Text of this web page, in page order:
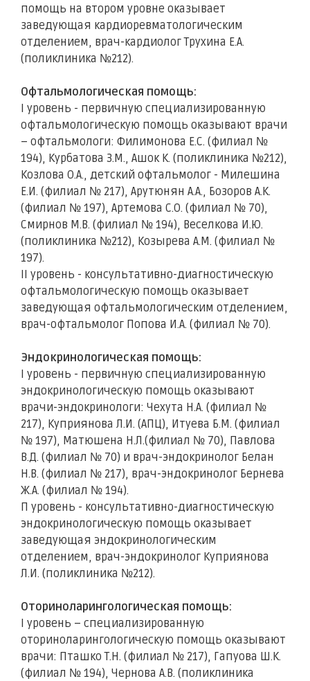
помощь на втором уровне оказывает
заведующая кардиоревматологическим
отделением, врач-кардиолог Трухина Е.А.
(поликлиника №212).
Офтальмологическая помощь:
I уровень - первичную специализированную
офтальмологическую помощь оказывают врачи
– офтальмологи: Филимонова Е.С. (филиал №
194), Курбатова З.М., Ашок К. (поликлиника №212),
Козлова О.А., детский офтальмолог - Милешина
Е.И. (филиал № 217), Арутюнян А.А., Бозоров А.К.
(филиал № 197), Артемова С.О. (филиал № 70),
Смирнов М.В. (филиал № 194), Веселкова И.Ю.
(поликлиника №212), Козырева А.М. (филиал №
197).
II уровень - консультативно-диагностическую
офтальмологическую помощь оказывает
заведующая офтальмологическим отделением,
врач-офтальмолог Попова И.А. (филиал № 70).
Эндокринологическая помощь:
I уровень - первичную специализированную
эндокринологическую помощь оказывают
врачи-эндокринологи: Чехута Н.А. (филиал №
217), Куприянова Л.И. (АПЦ), Итуева Б.М. (филиал
№ 197), Матюшена Н.Л.(филиал № 70), Павлова
В.Д. (филиал № 70) и врач-эндокринолог Белан
Н.В. (филиал № 217), врач-эндокринолог Бернева
Ж.А. (филиал № 194).
П уровень - консультативно-диагностическую
эндокринологическую помощь оказывает
заведующая эндокринологическим
отделением, врач-эндокринолог Куприянова
Л.И. (поликлиника №212).
Оториноларингологическая помощь:
I уровень – специализированную
оториноларингологическую помощь оказывают
врачи: Пташко Т.Н. (филиал № 217), Гапуова Ш.К.
(филиал № 194), Чернова А.В. (поликлиника